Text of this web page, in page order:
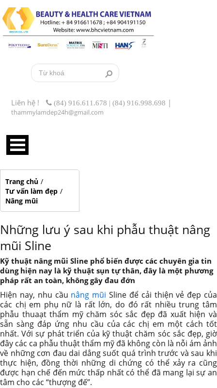
Liên hệ ! (84) 916.611.678 | (84) 916.998.698 |
thammylamdep24h@gmail.com
Trang chủ /
Tư vấn làm đẹp /
Nâng mũi
Những lưu ý sau khi phẫu thuật nâng
mũi Sline
Kỹ thuật nâng mũi Sline phổ biến được các chuyên gia tin
dùng hiện nay là kỹ thuật sụn tự thân, đây là một phương
pháp rất an toàn, không gây đau đớn
Hiện nay, nhu cầu nâng mũi Sline để cải thiện vẻ đẹp của
các chị em phụ nữ là rất lớn, do đó rất nhiều trung tâm
phẫu thuaạt thẩm mỹ chăm sóc sắc đẹp đã xuất hiện và
sẵn sàng đáp ứng nhu cầu của các chị em một cách tốt
nhất. Với sự phát triển của kỹ thuật chăm sóc sắc đẹp, giờ
đây các ca phẫu thuật thẩm mỹ đã không còn là nỗi ám ảnh
về những cơn đau dai dẳng suốt quá trình trước và sau khi
thực hiện, đồng thời những di chứng có thể xảy ra cũng
được hạn chế đến mức thấp nhất có thể đã mang lại sự an
tâm cho các “thượng đế”.